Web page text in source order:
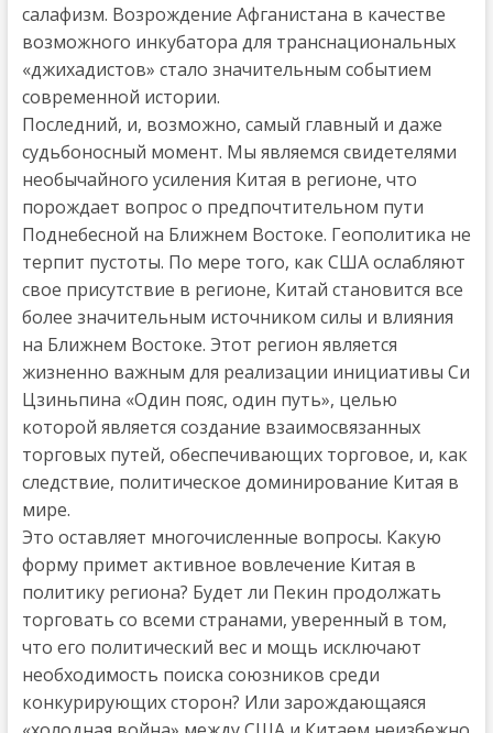
салафизм. Возрождение Афганистана в качестве
возможного инкубатора для транснациональных
«джихадистов» стало значительным событием
современной истории.
Последний, и, возможно, самый главный и даже
судьбоносный момент. Мы являемся свидетелями
необычайного усиления Китая в регионе, что
порождает вопрос о предпочтительном пути
Поднебесной на Ближнем Востоке. Геополитика не
терпит пустоты. По мере того, как США ослабляют
свое присутствие в регионе, Китай становится все
более значительным источником силы и влияния
на Ближнем Востоке. Этот регион является
жизненно важным для реализации инициативы Си
Цзиньпина «Один пояс, один путь», целью
которой является создание взаимосвязанных
торговых путей, обеспечивающих торговое, и, как
следствие, политическое доминирование Китая в
мире.
Это оставляет многочисленные вопросы. Какую
форму примет активное вовлечение Китая в
политику региона? Будет ли Пекин продолжать
торговать со всеми странами, уверенный в том,
что его политический вес и мощь исключают
необходимость поиска союзников среди
конкурирующих сторон? Или зарождающаяся